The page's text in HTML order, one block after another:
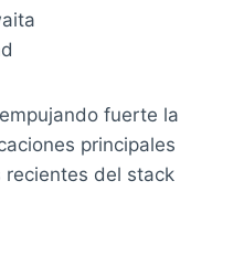
fuerte la
principales
recientes del stack